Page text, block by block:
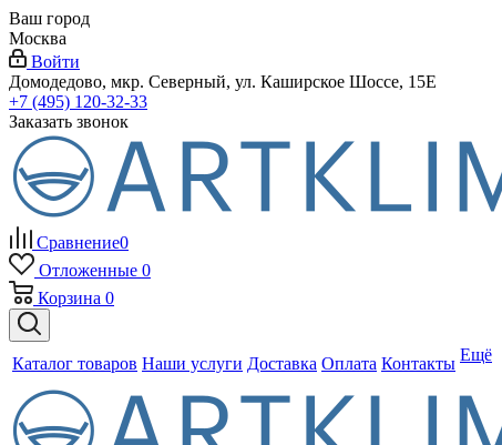
Ваш город
Москва
Войти
Домодедово, мкр. Северный, ул. Каширское Шоссе, 15Е
+7 (495) 120-32-33
Заказать звонок
Сравнение0
Отложенные 0
Корзина 0
Каталог товаров Наши услуги Доставка Оплата Контакты Ещё